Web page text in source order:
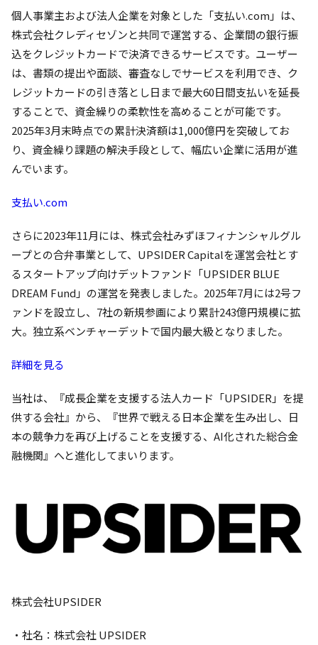
個人事業主および法人企業を対象とした「支払い.com」は、
株式会社クレディセゾンと共同で運営する、企業間の銀行振
込をクレジットカードで決済できるサービスです。ユーザー
は、書類の提出や面談、審査なしでサービスを利用でき、ク
レジットカードの引き落とし日まで最大60日間支払いを延長
することで、資金繰りの柔軟性を高めることが可能です。
2025年3月末時点での累計決済額は1,000億円を突破してお
り、資金繰り課題の解決手段として、幅広い企業に活用が進
んでいます。
支払い.com
さらに2023年11月には、株式会社みずほフィナンシャルグル
ープとの合弁事業として、UPSIDER Capitalを運営会社とす
るスタートアップ向けデットファンド「UPSIDER BLUE
DREAM Fund」の運営を発表しました。2025年7月には2号フ
ァンドを設立し、7社の新規参画により累計243億円規模に拡
大。独立系ベンチャーデットで国内最大級となりました。
詳細を見る
当社は、『成長企業を支援する法人カード「UPSIDER」を提
供する会社』から、『世界で戦える日本企業を生み出し、日
本の競争力を再び上げることを支援する、AI化された総合金
融機関』へと進化してまいります。
株式会社UPSIDER
・社名：株式会社 UPSIDER